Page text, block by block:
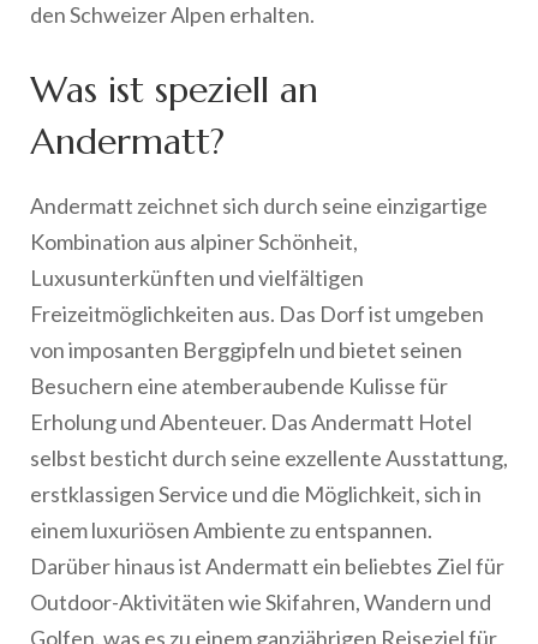
den Schweizer Alpen erhalten.
Was ist speziell an
Andermatt?
Andermatt zeichnet sich durch seine einzigartige
Kombination aus alpiner Schönheit,
Luxusunterkünften und vielfältigen
Freizeitmöglichkeiten aus. Das Dorf ist umgeben
von imposanten Berggipfeln und bietet seinen
Besuchern eine atemberaubende Kulisse für
Erholung und Abenteuer. Das Andermatt Hotel
selbst besticht durch seine exzellente Ausstattung,
erstklassigen Service und die Möglichkeit, sich in
einem luxuriösen Ambiente zu entspannen.
Darüber hinaus ist Andermatt ein beliebtes Ziel für
Outdoor-Aktivitäten wie Skifahren, Wandern und
Golfen, was es zu einem ganzjährigen Reiseziel für